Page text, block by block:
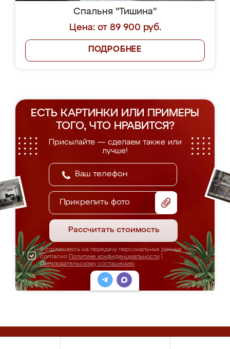
Спальня "Тишина"
Цена: от 89 900 руб.
ПОДРОБНЕЕ
ЕСТЬ КАРТИНКИ ИЛИ ПРИМЕРЫ
ТОГО, ЧТО НРАВИТСЯ?
Присылайте — сделаем также или
лучше!
Прикрепить фото
Рассчитать стоимость
Я соглашаюсь на передачу персональных данных
согласно Политике конфиденциальности
Пользовательскому соглашению